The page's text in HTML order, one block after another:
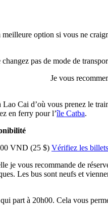
meilleure option si vous ne
pas de mode de
Je vous
Lao Cai d’où vous prenez le
en ferry pour l’île Catba.
VND (25 $) Vérifiez les
je vous recommande de
Les bus sont neufs et
part à 20h00. Cela vous